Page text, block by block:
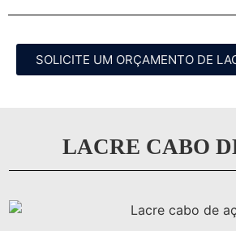
SOLICITE UM ORÇAMENTO DE
LACRE CABO